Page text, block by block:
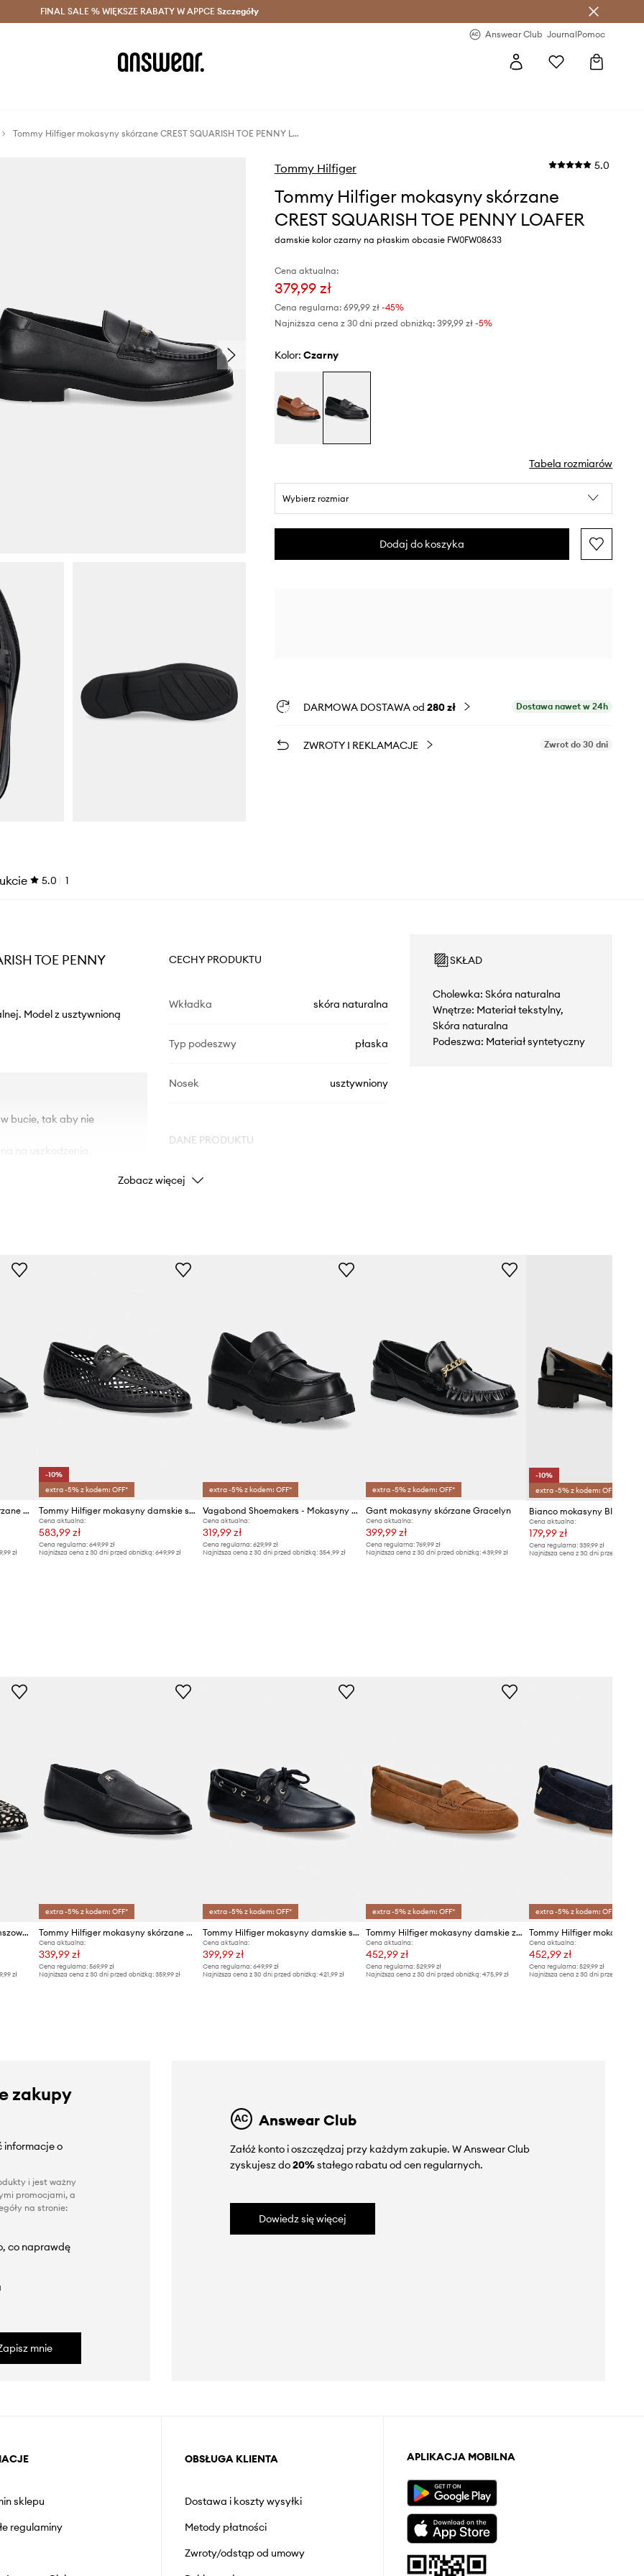
Oszczędzaj z Answear Club > Dostawa nawet w 24h >
FINAL SALE % WIĘKSZE RABATY W APPCE Szczegóły
Answear Club JournalPomoc
Tommy Hilfiger mokasyny skórzane CREST SQUARISH TOE PENNY LOAFER
Tommy Hilfiger 5.0
Tommy Hilfiger mokasyny skórzane
CREST SQUARISH TOE PENNY LOAFER
damskie kolor czarny na płaskim obcasie FW0FW08633
Cena aktualna:
379,99 zł
Cena regularna: 699,99 zł-45%
Najniższa cena z 30 dni przed obniżką: 399,99 zł -5%
Kolor: czarny
Tabela rozmiarów
Wybierz rozmiar
Dodaj do koszyka
DARMOWA DOSTAWA od 280 zł Dostawa nawet w 24h
ZWROTY I REKLAMACJE Zwrot do 30 dni
5.0 1
TOE PENNY
Model z usztywnioną
bucie, tak aby nie
na uszkodzenia.
CECHY PRODUKTU
Wkładka skóra naturalna
Typ podeszwy płaska
Nosek usztywniony
DANE PRODUKTU
Kod producenta
Marka Tommy Hilfiger
ID Produktu
SKŁAD
Cholewka: Skóra naturalna
Wnętrze: Materiał tekstylny,
Skóra naturalna
Podeszwa: Materiał syntetyczny
Zobacz więcej
Tommy Hilfiger mokasyny skórzane TH LEATHER LOAFER
zł
-10%
extra -5% z kodem: OFF*
Tommy Hilfiger mokasyny damskie skórzane TH COIN LTH LOAFER LASER CUT
Cena aktualna:
583,99 zł
Cena regularna: 649,99 zł
Najniższa cena z 30 dni przed obniżką: 649,99 zł
extra -5% z kodem: OFF*
Vagabond Shoemakers - Mokasyny skórzane Cosmo 2.0
Cena aktualna:
319,99 zł
Cena regularna: 629,99 zł
Najniższa cena z 30 dni przed obniżką: 354,99 zł
extra -5% z kodem: OFF*
Gant mokasyny skórzane Gracelyn
Cena aktualna:
399,99 zł
Cena regularna:769,99 zł
Najniższa cena z 30 dni przed obniżką:439,99 zł
-10%
extra -5% z kodem: OFF*
Bianco mokasyny
Cena aktualna:
179,99 zł
Cena regularna: 339,99 zł
Najniższa cena z 30 dni przed obniżką:
Tommy Hilfiger mokasyny zamszowe TH PONEY HAIR LOAFER
zł
extra -5% z kodem: OFF*
Tommy Hilfiger mokasyny skórzane TH LEATHER LOAFER
Cena aktualna:
339,99 zł
Cena regularna: 569,99 zł
Najniższa cena z 30 dni przed obniżką: 359,99 zł
extra -5% z kodem: OFF*
Tommy Hilfiger mokasyny damskie skórzane TH SLEEK LEATHER BOAT SHOE
Cena aktualna:
399,99 zł
Cena regularna: 649,99 zł
Najniższa cena z 30 dni przed obniżką: 421,99 zł
extra -5% z kodem: OFF*
Tommy Hilfiger mokasyny damskie zamszowe TH FLEX SUEDE LOAFER BALLERINA
Cena aktualna:
452,99 zł
Cena regularna:529,99 zł
Najniższa cena z 30 dni przed obniżką:475,99 zł
extra -5% z kodem: OFF*
Cena aktualna:
452,99 zł
Cena regularna: 529,99 zł
Najniższa cena z 30 dni przed obniżką:
zakupy
informacje o
i jest ważny
promocjami, a
na stronie:
co naprawdę
mnie
Answear Club
Załóż konto i oszczędzaj przy każdym zakupie. W Answear Club
zyskujesz do20%stałego rabatu od cen regularnych.
Dowiedz się więcej
sklepu
regulaminy
OBSŁUGA KLIENTA
Dostawa i koszty wysyłki
Metody płatności
Zwroty/odstąp od umowy
APLIKACJA MOBILNA